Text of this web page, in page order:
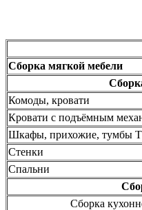
Сборка мягкой мебели
Комоды, кровати
Кровати с подъёмным
Шкафы, прихожие, тумбы
Стенки
Спальни
Сборка